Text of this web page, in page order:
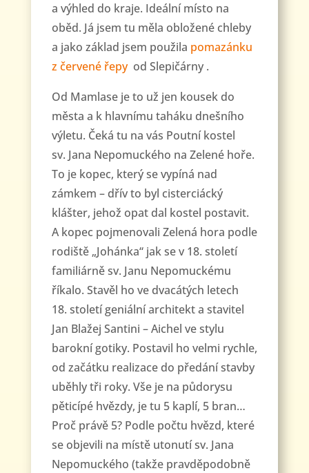
a výhled do kraje. Ideální místo na
oběd. Já jsem tu měla obložené chleby
a jako základ jsem použila pomazánku
z červené řepyod Slepičárny .
Od Mamlase je to už jen kousek do
města a k hlavnímu taháku dnešního
výletu. Čeká tu na vás Poutní kostel
sv. Jana Nepomuckého na Zelené hoře.
To je kopec, který se vypíná nad
zámkem – dřív to byl cisterciácký
klášter, jehož opat dal kostel postavit.
A kopec pojmenovali Zelená hora podle
rodiště „Johánka“ jak se v 18. století
familiárně sv. Janu Nepomuckému
říkalo. Stavěl ho ve dvacátých letech
18. století geniální architekt a stavitel
Jan Blažej Santini – Aichel ve stylu
barokní gotiky. Postavil ho velmi rychle,
od začátku realizace do předání stavby
uběhly tři roky. Vše je na půdorysu
pěticípé hvězdy, je tu 5 kaplí, 5 bran…
Proč právě 5? Podle počtu hvězd, které
se objevili na místě utonutí sv. Jana
Nepomuckého (takže pravděpodobně